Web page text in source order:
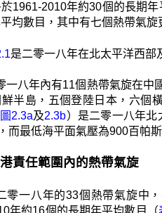
於1961-2010年約30個的長期
均數目，其中有七個熱帶氣
是二零一八年在北太平洋西部
一八年內有11個熱帶氣旋在中
半島，五個登陸日本，六個
圖2.3a及2.3b）是二零一八年
而最低海平面氣壓為900百帕
責任範圍內的熱帶氣旋
零一八年的33個熱帶氣旋中
年約16個的長期年平均數目（